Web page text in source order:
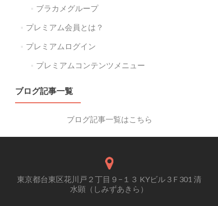
ブラカメグループ
プレミアム会員とは？
プレミアムログイン
プレミアムコンテンツメニュー
ブログ記事一覧
ブログ記事一覧はこちら
東京都台東区花川戸２丁目９−１３ KYビル３F 301 清
水顕（しみずあきら）